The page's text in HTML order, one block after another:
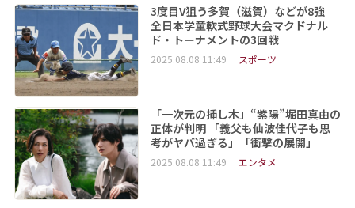
3度目V狙う多賀（滋賀）などが8強
全日本学童軟式野球大会マクドナル
ド・トーナメントの3回戦
2025.08.08 11:49 スポーツ
「一次元の挿し木」“紫陽”堀田真由の
正体が判明 「義父も仙波佳代子も思
考がヤバ過ぎる」「衝撃の展開」
2025.08.08 11:49 エンタメ